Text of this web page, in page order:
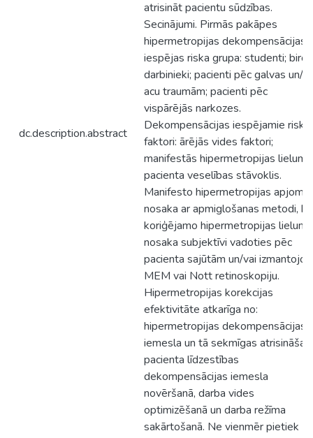
dc.description.abstract
atrisināt pacientu sūdzības.
Secinājumi. Pirmās pakāpes
hipermetropijas dekompensācijas
iespējas riska grupa: studenti;
darbinieki; pacienti pēc galvas un/
acu traumām; pacienti pēc
vispārējās narkozes.
Dekompensācijas iespējamie riska
faktori: ārējās vides faktori;
manifestās hipermetropijas
pacienta veselības stāvoklis.
Manifesto hipermetropijas apjomu
nosaka ar apmiglošanas metodi,
koriģējamo hipermetropijas lielumu
nosaka subjektīvi vadoties pēc
pacienta sajūtām un/vai izmantojot
MEM vai Nott retinoskopiju.
Hipermetropijas korekcijas
efektivitāte atkarīga no:
hipermetropijas dekompensācijas
iemesla un tā sekmīgas
pacienta līdzestības
dekompensācijas iemesla
novēršanā, darba vides
optimizēšanā un darba režīma
sakārtošanā. Ne vienmēr pietiek